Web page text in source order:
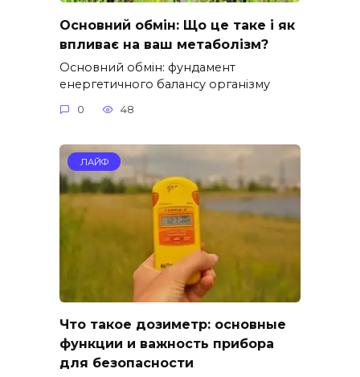
Основний обмін: Що це таке і як
впливає на ваш метаболізм?
Основний обмін: фундамент
енергетичного балансу організму
0 48
ЛАЙФ
Что такое дозиметр: основные
функции и важность прибора
для безопасности